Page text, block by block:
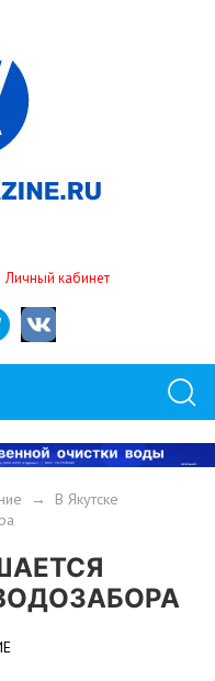
Личный кабинет
→ В Якутске